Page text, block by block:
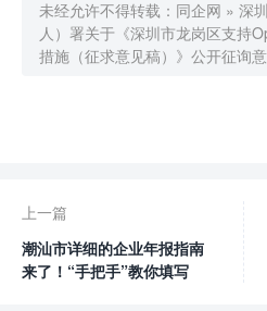
未经允许不得转载： 同企网 » 深
人）署关于《深圳市龙岗区支持
措施（征求意见稿）》公开征询
上一篇
潮汕市详细的企业年报指南
来了！“手把手”教你填写